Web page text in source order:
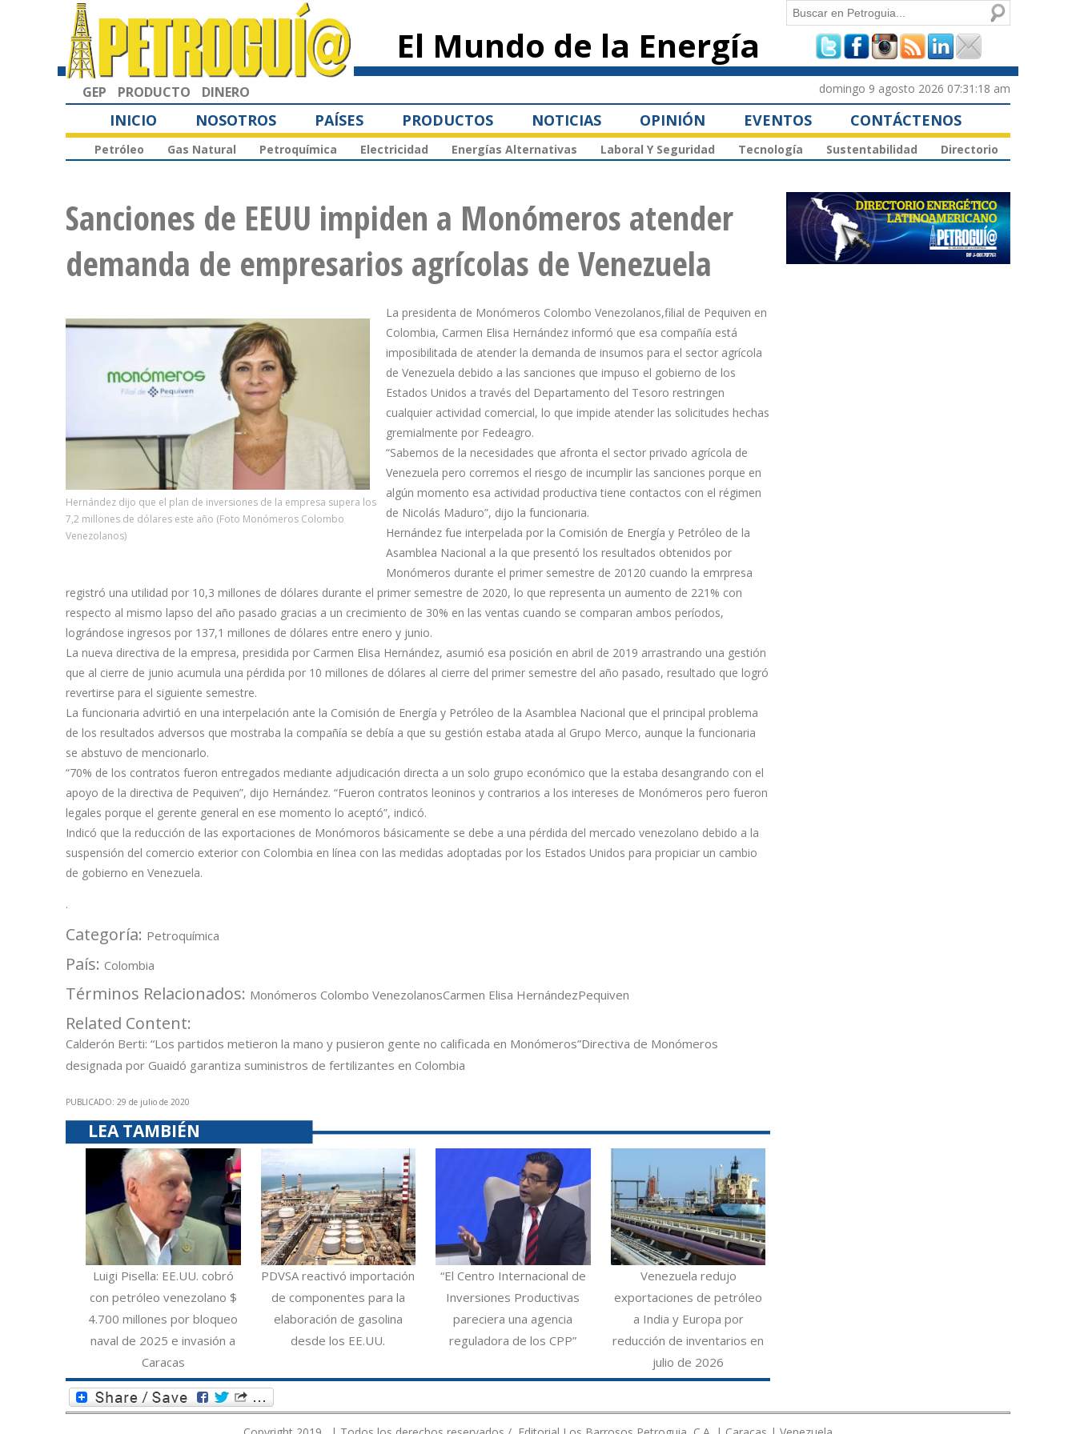
principal
El Mundo de la Energía
Formulario de
búsqueda
Buscar
GEP PRODUCTO DINERO domingo 9 agosto 2026 07:31:18 am
INICIO NOSOTROS PAÍSES PRODUCTOS NOTICIAS OPINIÓN EVENTOS CONTÁCTENOS
Petróleo Gas Natural Petroquímica Electricidad Energías Alternativas Laboral Y Seguridad Tecnología Sustentabilidad Directorio
Sanciones de EEUU impiden a Monómeros atender
demanda de empresarios agrícolas de Venezuela
Hernández dijo que el plan de inversiones de la empresa supera los
7,2 millones de dólares este año (Foto Monómeros Colombo
Venezolanos)
La presidenta de Monómeros Colombo Venezolanos,filial de Pequiven en
Colombia, Carmen Elisa Hernández informó que esa compañía está
imposibilitada de atender la demanda de insumos para el sector agrícola
de Venezuela debido a las sanciones que impuso el gobierno de los
Estados Unidos a través del Departamento del Tesoro restringen
cualquier actividad comercial, lo que impide atender las solicitudes hechas
gremialmente por Fedeagro.
“Sabemos de la necesidades que afronta el sector privado agrícola de
Venezuela pero corremos el riesgo de incumplir las sanciones porque en
algún momento esa actividad productiva tiene contactos con el régimen
de Nicolás Maduro”, dijo la funcionaria.
Hernández fue interpelada por la Comisión de Energía y Petróleo de la
Asamblea Nacional a la que presentó los resultados obtenidos por
Monómeros durante el primer semestre de 20120 cuando la emrpresa
registró una utilidad por 10,3 millones de dólares durante el primer semestre de 2020, lo que representa un aumento de 221% con
respecto al mismo lapso del año pasado gracias a un crecimiento de 30% en las ventas cuando se comparan ambos períodos,
lográndose ingresos por 137,1 millones de dólares entre enero y junio.
La nueva directiva de la empresa, presidida por Carmen Elisa Hernández, asumió esa posición en abril de 2019 arrastrando una gestión
que al cierre de junio acumula una pérdida por 10 millones de dólares al cierre del primer semestre del año pasado, resultado que logró
revertirse para el siguiente semestre.
La funcionaria advirtió en una interpelación ante la Comisión de Energía y Petróleo de la Asamblea Nacional que el principal problema
de los resultados adversos que mostraba la compañía se debía a que su gestión estaba atada al Grupo Merco, aunque la funcionaria
se abstuvo de mencionarlo.
“70% de los contratos fueron entregados mediante adjudicación directa a un solo grupo económico que la estaba desangrando con el
apoyo de la directiva de Pequiven”, dijo Hernández. “Fueron contratos leoninos y contrarios a los intereses de Monómeros pero fueron
legales porque el gerente general en ese momento lo aceptó”, indicó.
Indicó que la reducción de las exportaciones de Monómoros básicamente se debe a una pérdida del mercado venezolano debido a la
suspensión del comercio exterior con Colombia en línea con las medidas adoptadas por los Estados Unidos para propiciar un cambio
de gobierno en Venezuela.
.
Categoría: Petroquímica
País: Colombia
Términos Relacionados: Monómeros Colombo VenezolanosCarmen Elisa HernándezPequiven
Related Content:
Calderón Berti: “Los partidos metieron la mano y pusieron gente no calificada en Monómeros”Directiva de Monómeros
designada por Guaidó garantiza suministros de fertilizantes en Colombia
PUBLICADO: 29 de julio de 2020
LEA TAMBIÉN
Luigi Pisella: EE.UU. cobró
con petróleo venezolano $
4.700 millones por bloqueo
naval de 2025 e invasión a
Caracas
PDVSA reactivó importación
de componentes para la
elaboración de gasolina
desde los EE.UU.
“El Centro Internacional de
Inversiones Productivas
pareciera una agencia
reguladora de los CPP”
Venezuela redujo
exportaciones de petróleo
a India y Europa por
reducción de inventarios en
julio de 2026